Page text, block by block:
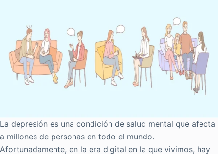
La depresión es una condición de salud mental que afecta
a millones de personas en todo el mundo.
Afortunadamente, en la era digital en la que vivimos, hay